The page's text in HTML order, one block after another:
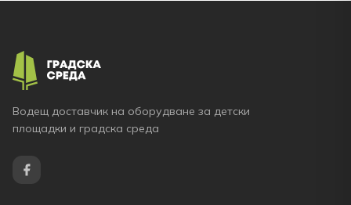
Водещ доставчик на оборудване за детски
площадки и градска среда